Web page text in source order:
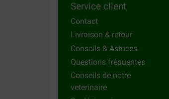
Service client
Contact
Livraison & retour
Conseils & Astuces
Questions fréquentes
Conseils de notre
veterinaire